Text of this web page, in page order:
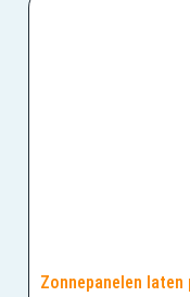
Zonnepanelen